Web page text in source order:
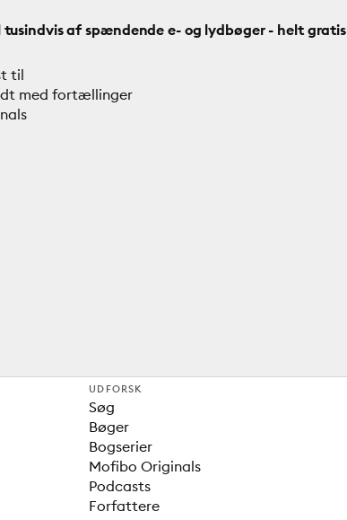
af spændende e- og lydbøger - helt gratis
til
med fortællinger
UDFORSK
Søg
Bøger
Bogserier
Mofibo Originals
Podcasts
Forfattere